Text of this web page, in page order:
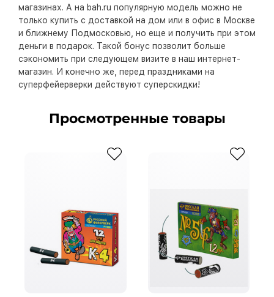
магазинах. А на bah.ru популярную модель можно не
только купить с доставкой на дом или в офис в Москве
и ближнему Подмосковью, но еще и получить при этом
деньги в подарок. Такой бонус позволит больше
сэкономить при следующем визите в наш интернет-
магазин. И конечно же, перед праздниками на
суперфейерверки действуют суперскидки!
Просмотренные товары